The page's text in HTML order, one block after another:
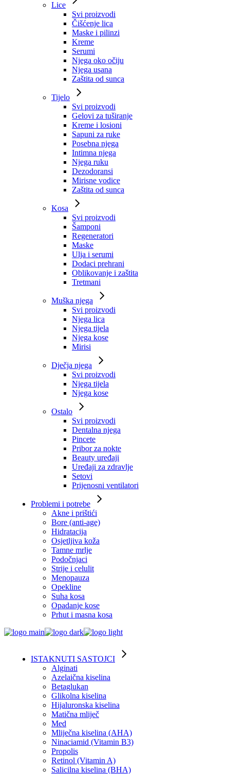
Lice
Svi proizvodi
Čišćenje lica
Maske i pilinzi
Kreme
Serumi
Njega oko očiju
Njega usana
Zaštita od sunca
Tijelo
Svi proizvodi
Gelovi za tuširanje
Kreme i losioni
Sapuni za ruke
Posebna njega
Intimna njega
Njega ruku
Dezodoransi
Mirisne vodice
Zaštita od sunca
Kosa
Svi proizvodi
Šamponi
Regeneratori
Maske
Ulja i serumi
Dodaci prehrani
Oblikovanje i zaštita
Tretmani
Muška njega
Svi proizvodi
Njega lica
Njega tijela
Njega kose
Mirisi
Dječja njega
Svi proizvodi
Njega tijela
Njega kose
Ostalo
Svi proizvodi
Dentalna njega
Pincete
Pribor za nokte
Beauty uređaji
Uređaji za zdravlje
Setovi
Prijenosni ventilatori
Problemi i potrebe
Akne i prištići
Bore (anti-age)
Hidratacija
Osjetljiva koža
Tamne mrlje
Podočnjaci
Strije i celulit
Menopauza
Opekline
Suha kosa
Opadanje kose
Prhut i masna kosa
ISTAKNUTI SASTOJCI
Alginati
Azelaična kiselina
Betaglukan
Glikolna kiselina
Hijaluronska kiselina
Matična mliječ
Med
Mliječna kiselina (AHA)
Ninaciamid (Vitamin B3)
Propolis
Retinol (Vitamin A)
Salicilna kiselina (BHA)